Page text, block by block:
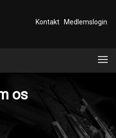
Kontakt Medlemslogin
os